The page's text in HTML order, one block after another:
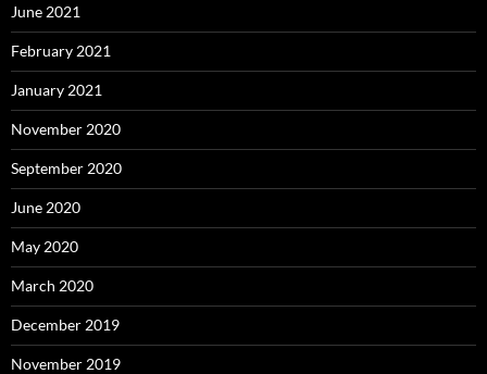
June 2021
February 2021
January 2021
November 2020
September 2020
June 2020
May 2020
March 2020
December 2019
November 2019